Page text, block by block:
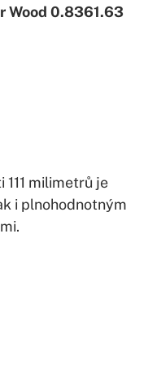
Wood 0.8361.63
milimetrů je
i plnohodnotným